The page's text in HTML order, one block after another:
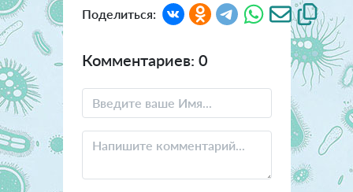
Поделиться:
Комментариев: 0